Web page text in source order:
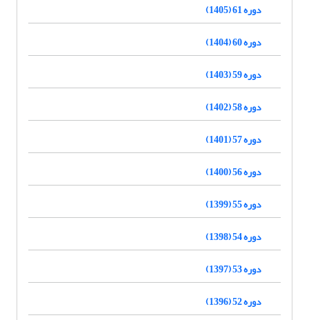
دوره 61 (1405)
دوره 60 (1404)
دوره 59 (1403)
دوره 58 (1402)
دوره 57 (1401)
دوره 56 (1400)
دوره 55 (1399)
دوره 54 (1398)
دوره 53 (1397)
دوره 52 (1396)